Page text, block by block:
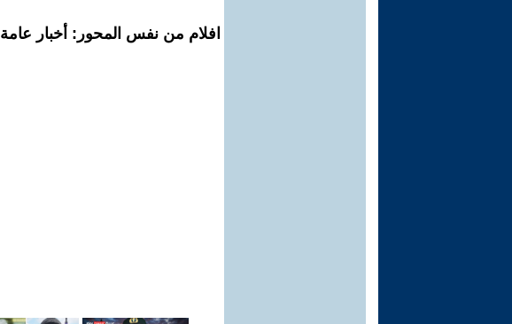
افلام من نفس المحور: أخبار عامة